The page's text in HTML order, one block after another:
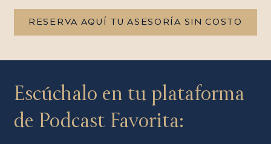
RESERVA AQUÍ TU ASESORÍA SIN COSTO
Escúchalo en tu plataforma
de Podcast Favorita: